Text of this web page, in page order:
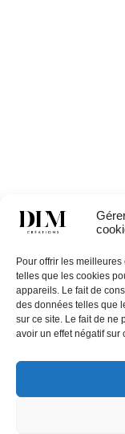
Pour offrir les
telles que les cookies
appareils. Le fait de
des données telles que
sur ce site. Le fait de ne
avoir un effet négatif sur
LILLA
Catégories
Contactez